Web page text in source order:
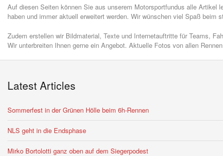
Auf diesen Seiten können Sie aus unserem Motorsportfundus alle
haben und immer aktuell erweitert werden. Wir wünschen viel Spaß beim
Zudem erstellen wir Bildmaterial, Texte und Internetauftritte für Teams,
Wir unterbreiten Ihnen gerne ein Angebot. Aktuelle Fotos von allen
Latest Articles
Sommerfest in der Grünen Hölle beim 6h-Rennen
NLS geht in die Endsphase
Mirko Bortolotti ganz oben auf dem Siegerpodest